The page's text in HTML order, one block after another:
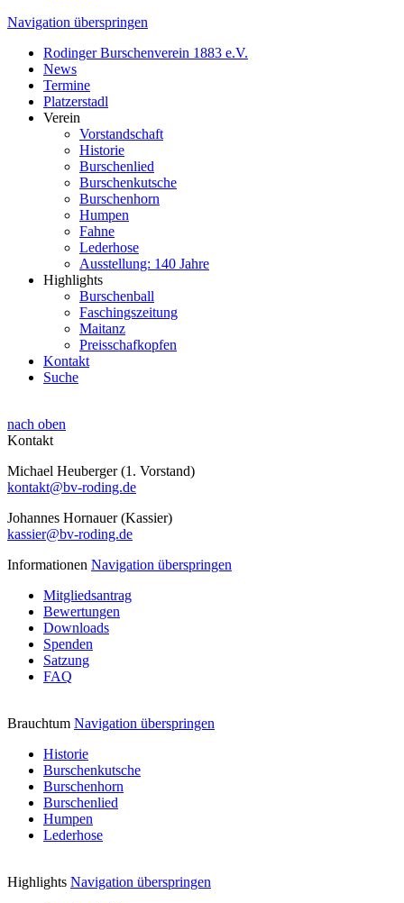
Navigation überspringen
Rodinger Burschenverein 1883 e.V.
News
Termine
Platzerstadl
Verein
Vorstandschaft
Historie
Burschenlied
Burschenkutsche
Burschenhorn
Humpen
Fahne
Lederhose
Ausstellung: 140 Jahre
Highlights
Burschenball
Faschingszeitung
Maitanz
Preisschafkopfen
Kontakt
Suche
nach oben
Kontakt
Michael Heuberger (1. Vorstand)
kontakt@bv-roding.de
Johannes Hornauer (Kassier)
kassier@bv-roding.de
Informationen Navigation überspringen
Mitgliedsantrag
Bewertungen
Downloads
Spenden
Satzung
FAQ
Brauchtum Navigation überspringen
Historie
Burschenkutsche
Burschenhorn
Burschenlied
Humpen
Lederhose
Highlights Navigation überspringen